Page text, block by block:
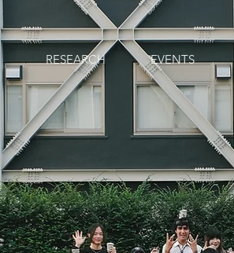
RESEARCH EVENTS